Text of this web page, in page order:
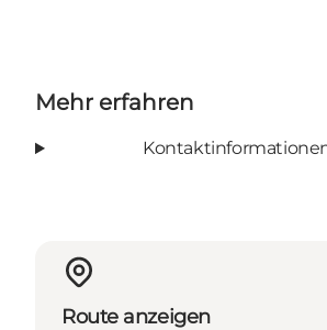
Mehr erfahren
Route anzeigen